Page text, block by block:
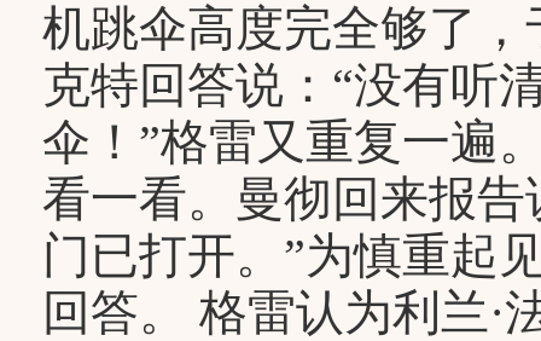
机跳伞高度完全够了
克特回答说：“没有听
伞！”格雷又重复一遍
看一看。曼彻回来报
门已打开。”为慎重起
回答。 格雷认为利兰·